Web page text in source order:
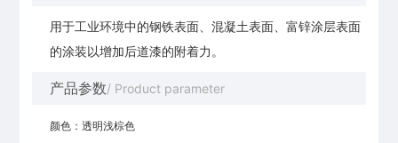
用于工业环境中的钢铁表面、混凝土表面、富锌涂层表面
的涂装以增加后道漆的附着力。
产品参数/ Product parameter
颜色：透明浅棕色